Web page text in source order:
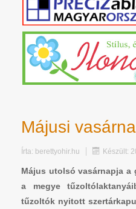
Májusi
Írta: berettyohir.hu Készült:
Május utolsó vasárnapja a
a megye
tűzoltók nyitott